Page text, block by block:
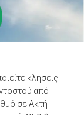
κλήσεις
από
σε Ακτή